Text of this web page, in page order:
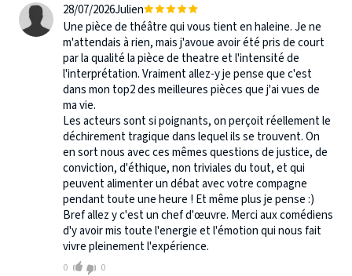
28/07/2026Julien
Une pièce de théâtre qui vous tient en haleine. Je ne
m'attendais à rien, mais j'avoue avoir été pris de court
par la qualité la pièce de theatre et l'intensité de
l'interprétation. Vraiment allez-y je pense que c'est
dans mon top2 des meilleures pièces que j'ai vues de
ma vie.
Les acteurs sont si poignants, on perçoit réellement le
déchirement tragique dans lequel ils se trouvent. On
en sort nous avec ces mêmes questions de justice, de
conviction, d'éthique, non triviales du tout, et qui
peuvent alimenter un débat avec votre compagne
pendant toute une heure ! Et même plus je pense :)
Bref allez y c'est un chef d'œuvre. Merci aux comédiens
d'y avoir mis toute l'energie et l'émotion qui nous fait
vivre pleinement l'expérience.
0
0